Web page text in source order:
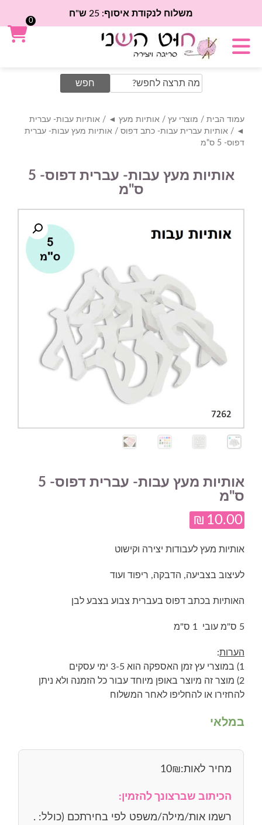
משלוח לנקודת איסוף: 25 ש"ח
Search
for:
עמוד הבית / מוצרי עץ / אותיות מעץ ◄ / אותיות עבות- עברית
◄
/ אותיות עברית עבות- כתב דפוס / אותיות מעץ עבות- עברית
דפוס- 5 ס"מ
אותיות מעץ עבות- עברית דפוס- 5
ס"מ
אותיות מעץ עבות- עברית דפוס- 5
ס"מ
₪ 10.00
אותיות מעץ לעבודות יצירה וקישוט
לעיצוב בצביעה, הדבקה, ריפוד ועוד
האותיות בכתב דפוס בעברית צבוע בצבע לבן
5 ס"מ עובי 1 ס"מ
הערות:
1) במוצרי עץ זמן האספקה הוא 3-5 ימי עסקים
2) מוצר זה מיוצר באופן מיוחד עבור כל הזמנה ולא ניתן
להחזירו או להחליפו לאחר המשלוח
במלאי
מחיר לאות: 10₪
הכיתוב שברצונך להזמין:
רשמו אות/מילה/משפט לפי בחירתכם (כולל: .
0